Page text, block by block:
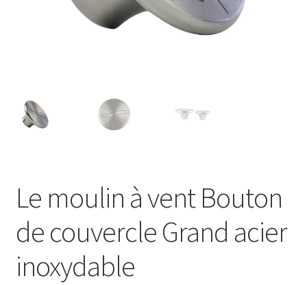
Le moulin à vent Bouton
de couvercle Grand acier
inoxydable